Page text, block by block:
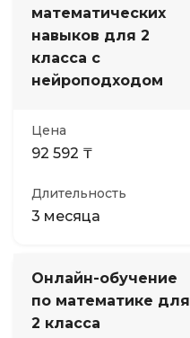
математических
навыков для 2
класса с
нейроподходом
Цена
92 592 ₸
Длительность
3 месяца
Онлайн-обучение
по математике для
2 класса